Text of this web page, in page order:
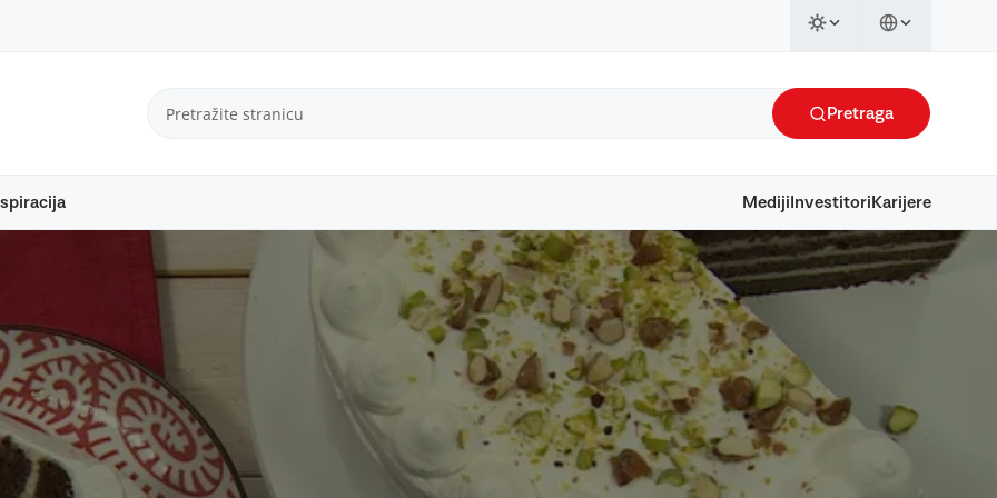
Pretraga
Mediji Investitori Karijere